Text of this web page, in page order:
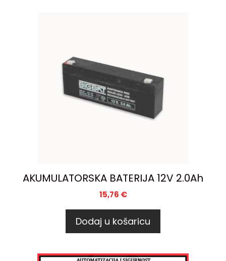
AKUMULATORSKA BATERIJA 12V 2.0Ah
15,76 €
Dodaj u košaricu